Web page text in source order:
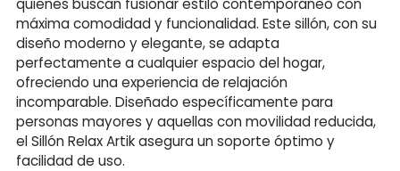
quienes buscan fusionar estilo contemporáneo con
máxima comodidad y funcionalidad. Este sillón, con su
diseño moderno y elegante, se adapta
perfectamente a cualquier espacio del hogar,
ofreciendo una experiencia de relajación
incomparable. Diseñado específicamente para
personas mayores y aquellas con movilidad reducida,
el Sillón Relax Artik asegura un soporte óptimo y
facilidad de uso.